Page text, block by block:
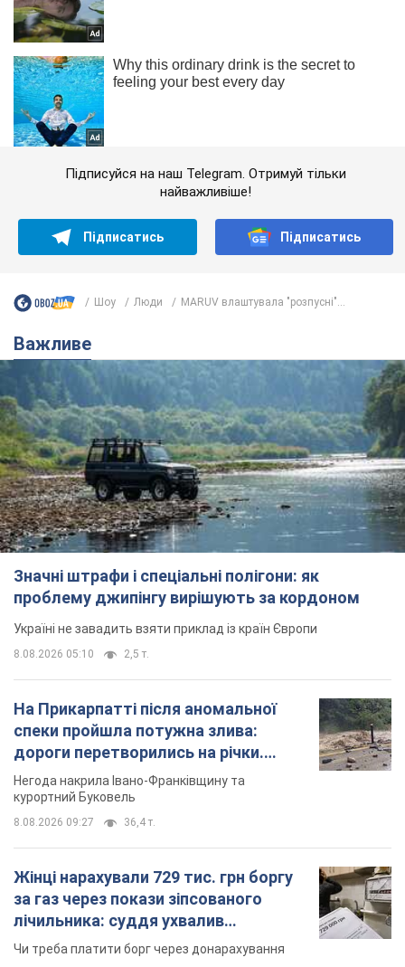
Підписуйся на наш Telegram. Отримуй тільки
найважливіше!
Підписатись Підписатись
Шоу Люди MARUV влаштувала "розпусні"...
Важливе
Значні штрафи і спеціальні полігони: як
проблему джипінгу вирішують за кордоном
Україні не завадить взяти приклад із країн Європи
8.08.2026 05:10 2,5 т.
На Прикарпатті після аномальної
спеки пройшла потужна злива:
дороги перетворились на річки.
Відео
Негода накрила Івано-Франківщину та
курортний Буковель
8.08.2026 09:27 36,4 т.
Жінці нарахували 729 тис. грн боргу
за газ через покази зіпсованого
лічильника: суддя ухвалив
неочікуване рішення
Чи треба платити борг через донарахування